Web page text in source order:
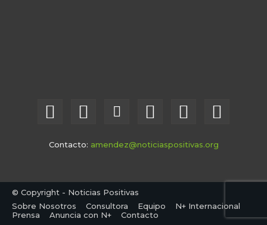
Contacto: amendez@noticiaspositivas.org
© Copyright - Noticias Positivas
Sobre Nosotros
Consultora Equipo
N+ Internacional
Prensa
Anuncia con N+ Contacto